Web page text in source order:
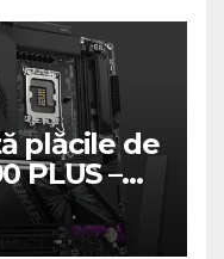
plăcile de
PLUS –
nivel